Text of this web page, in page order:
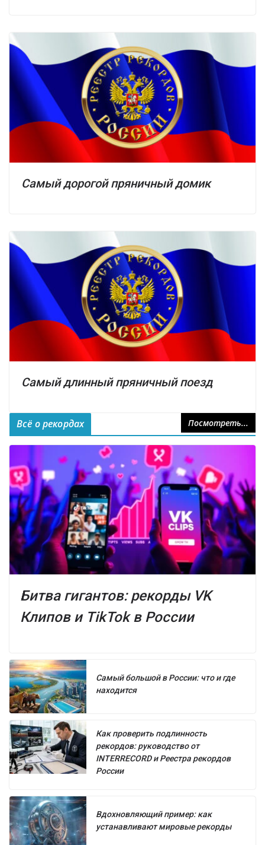
Самый дорогой пряничный домик
Самый длинный пряничный поезд
Всё о рекордах Посмотреть...
Битва гигантов: рекорды VK
Клипов и TikTok в России
Самый большой в России: что и где
находится
Как проверить подлинность
рекордов: руководство от
INTERRECORD и Реестра рекордов
России
Вдохновляющий пример: как
устанавливают мировые рекорды